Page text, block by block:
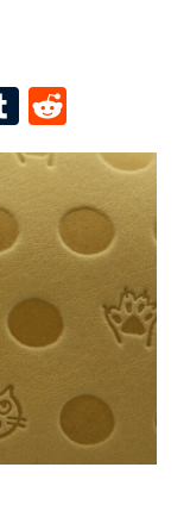
T
u
m
bl
r
ed
di
t